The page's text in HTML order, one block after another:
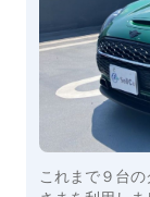
これまで９台